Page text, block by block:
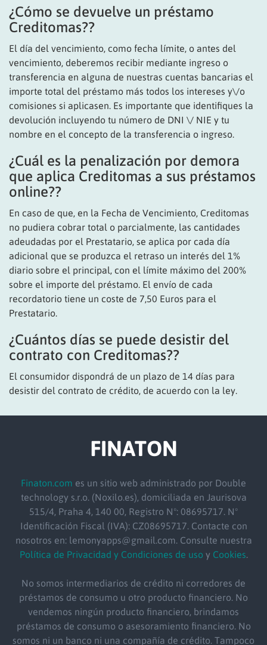
¿Cómo se devuelve un préstamo
Creditomas??
El día del vencimiento, como fecha límite, o antes del
vencimiento, deberemos recibir mediante ingreso o
transferencia en alguna de nuestras cuentas bancarias el
importe total del préstamo más todos los intereses y\/o
comisiones si aplicasen. Es importante que identifiques la
devolución incluyendo tu número de DNI \/ NIE y tu
nombre en el concepto de la transferencia o ingreso.
¿Cuál es la penalización por demora
que aplica Creditomas a sus préstamos
online??
En caso de que, en la Fecha de Vencimiento, Creditomas
no pudiera cobrar total o parcialmente, las cantidades
adeudadas por el Prestatario, se aplica por cada día
adicional que se produzca el retraso un interés del 1%
diario sobre el principal, con el límite máximo del 200%
sobre el importe del préstamo. El envío de cada
recordatorio tiene un coste de 7,50 Euros para el
Prestatario.
¿Cuántos días se puede desistir del
contrato con Creditomas??
El consumidor dispondrá de un plazo de 14 días para
desistir del contrato de crédito, de acuerdo con la ley.
FINATON
Finaton.com es un sitio web administrado por Double
technology s.r.o. (Noxilo.es), domiciliada en Jaurisova
515/4, Praha 4, 140 00, Registro Nº: 08695717. Nº
Identificación Fiscal (IVA): CZ08695717. Contacte con
nosotros en: lemonyapps@gmail.com. Consulte nuestra
Política de Privacidad y Condiciones de uso y Cookies.
No somos intermediarios de crédito ni corredores de
préstamos de consumo u otro producto financiero. No
vendemos ningún producto financiero, brindamos
préstamos de consumo o asesoramiento financiero. No
somos ni un banco ni una compañía de crédito. Tampoco